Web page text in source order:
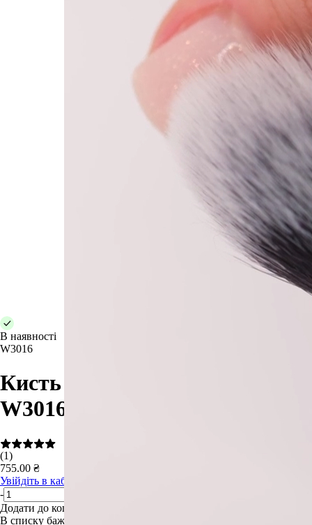
В наявності
W3016
Кисть рум'ян та корекції
W3016 синтетика
(1)
755.00 ₴
Увійдіть в кабінет
-
Додати до кошику
В списку бажань